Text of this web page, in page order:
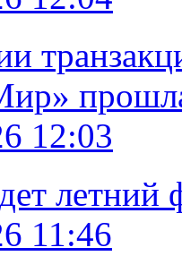
12:03
летний
11:46